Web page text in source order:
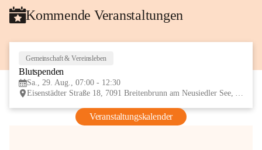
Kommende Veranstaltungen
Gemeinschaft & Vereinsleben
Blutspenden
Sa., 29. Aug., 07:00 - 12:30
Eisenstädter Straße 18, 7091 Breitenbrunn am Neusiedler See, AUT
Veranstaltungskalender